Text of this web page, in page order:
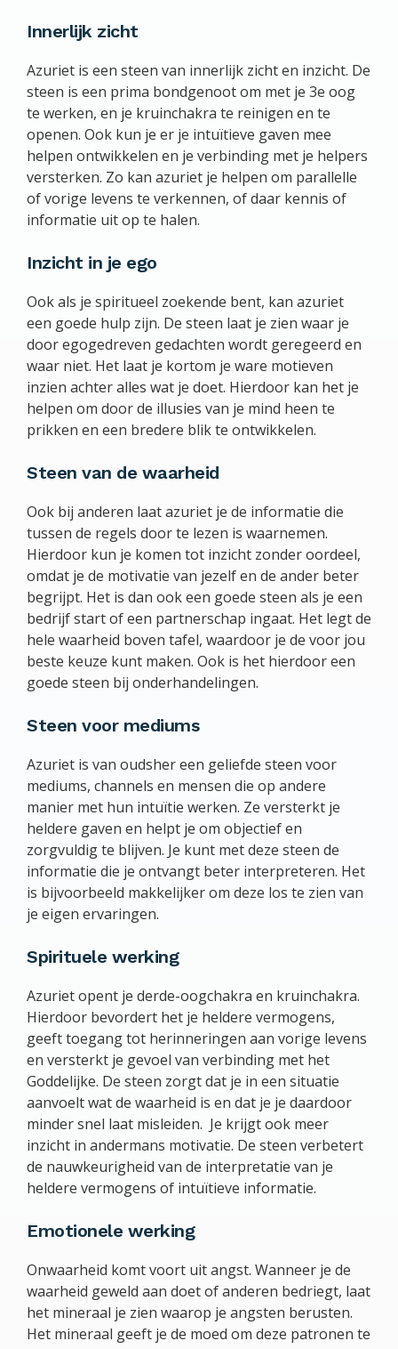
Innerlijk zicht
Azuriet is een steen van innerlijk zicht en inzicht. De
steen is een prima bondgenoot om met je 3e oog
te werken, en je kruinchakra te reinigen en te
openen. Ook kun je er je intuïtieve gaven mee
helpen ontwikkelen en je verbinding met je helpers
versterken. Zo kan azuriet je helpen om parallelle
of vorige levens te verkennen, of daar kennis of
informatie uit op te halen.
Inzicht in je ego
Ook als je spiritueel zoekende bent, kan azuriet
een goede hulp zijn. De steen laat je zien waar je
door egogedreven gedachten wordt geregeerd en
waar niet. Het laat je kortom je ware motieven
inzien achter alles wat je doet. Hierdoor kan het je
helpen om door de illusies van je mind heen te
prikken en een bredere blik te ontwikkelen.
Steen van de waarheid
Ook bij anderen laat azuriet je de informatie die
tussen de regels door te lezen is waarnemen.
Hierdoor kun je komen tot inzicht zonder oordeel,
omdat je de motivatie van jezelf en de ander beter
begrijpt. Het is dan ook een goede steen als je een
bedrijf start of een partnerschap ingaat. Het legt de
hele waarheid boven tafel, waardoor je de voor jou
beste keuze kunt maken. Ook is het hierdoor een
goede steen bij onderhandelingen.
Steen voor mediums
Azuriet is van oudsher een geliefde steen voor
mediums, channels en mensen die op andere
manier met hun intuïtie werken. Ze versterkt je
heldere gaven en helpt je om objectief en
zorgvuldig te blijven. Je kunt met deze steen de
informatie die je ontvangt beter interpreteren. Het
is bijvoorbeeld makkelijker om deze los te zien van
je eigen ervaringen.
Spirituele werking
Azuriet opent je derde-oogchakra en kruinchakra.
Hierdoor bevordert het je heldere vermogens,
geeft toegang tot herinneringen aan vorige levens
en versterkt je gevoel van verbinding met het
Goddelijke. De steen zorgt dat je in een situatie
aanvoelt wat de waarheid is en dat je je daardoor
minder snel laat misleiden. Je krijgt ook meer
inzicht in andermans motivatie. De steen verbetert
de nauwkeurigheid van de interpretatie van je
heldere vermogens of intuïtieve informatie.
Emotionele werking
Onwaarheid komt voort uit angst. Wanneer je de
waarheid geweld aan doet of anderen bedriegt, laat
het mineraal je zien waarop je angsten berusten.
Het mineraal geeft je de moed om deze patronen te